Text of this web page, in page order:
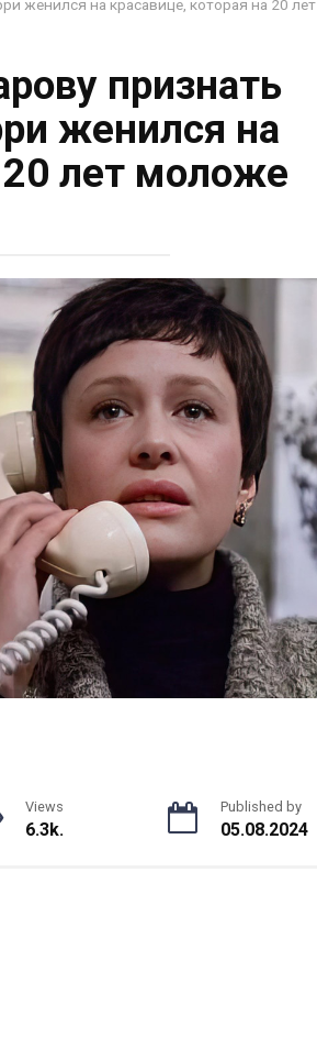
женился на красавице, которая на 20 лет
признать
женился на
20 лет моложе
Views
6.3k.
Published by
05.08.2024